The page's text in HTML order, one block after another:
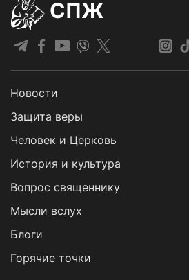
СПЖ
Новости
Защита веры
Человек и Церковь
История и культура
Вопрос священнику
Мысли вслух
Блоги
Горячие точки